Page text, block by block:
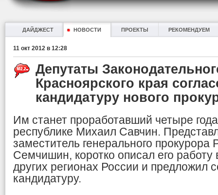
ДАЙДЖЕСТ НОВОСТИ ПРОЕКТЫ РЕКОМЕНДУЕМ
11 окт 2012 в 12:28
Депутаты
Красноярского края
кандидатуру нового
Им станет проработавший четыре
республике Михаил Савчин.
заместитель генерального прокурора
Семчишин, коротко описал его работу
других регионах России и предложил
кандидатуру.